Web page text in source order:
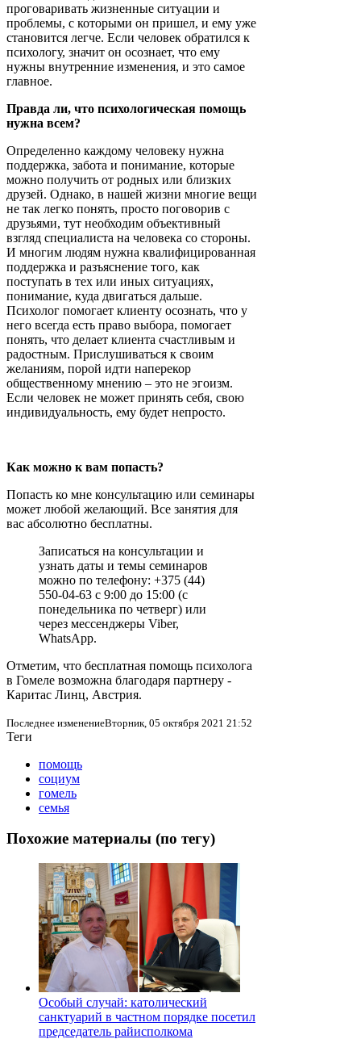
проговаривать жизненные ситуации и
проблемы, с которыми он пришел, и ему уже
становится легче. Если человек обратился к
психологу, значит он осознает, что ему
нужны внутренние изменения, и это самое
главное.
Правда ли, что психологическая помощь
нужна всем?
Определенно каждому человеку нужна
поддержка, забота и понимание, которые
можно получить от родных или близких
друзей. Однако, в нашей жизни многие вещи
не так легко понять, просто поговорив с
друзьями, тут необходим объективный
взгляд специалиста на человека со стороны.
И многим людям нужна квалифицированная
поддержка и разъяснение того, как
поступать в тех или иных ситуациях,
понимание, куда двигаться дальше.
Психолог помогает клиенту осознать, что у
него всегда есть право выбора, помогает
понять, что делает клиента счастливым и
радостным. Прислушиваться к своим
желаниям, порой идти наперекор
общественному мнению – это не эгоизм.
Если человек не может принять себя, свою
индивидуальность, ему будет непросто.
Как можно к вам попасть?
Попасть ко мне консультацию или семинары
может любой желающий. Все занятия для
вас абсолютно бесплатны.
Записаться на консультации и
узнать даты и темы семинаров
можно по телефону: +375 (44)
550-04-63 с 9:00 до 15:00 (с
понедельника по четверг) или
через мессенджеры Viber,
WhatsApp.
Отметим, что бесплатная помощь психолога
в Гомеле возможна благодаря партнеру -
Каритас Линц, Австрия.
Последнее изменениеВторник, 05 октября 2021 21:52
Теги
помощь
социум
гомель
семья
Похожие материалы (по тегу)
Особый случай: католический
санктуарий в частном порядке посетил
председатель райисполкома